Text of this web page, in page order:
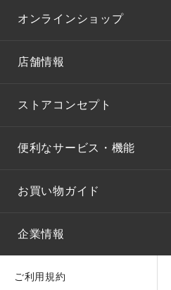
オンラインショップ
店舗情報
ストアコンセプト
便利なサービス・機能
お買い物ガイド
企業情報
ご利用規約